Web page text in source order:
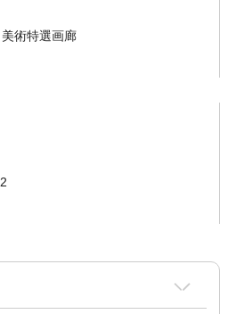
術特選画廊